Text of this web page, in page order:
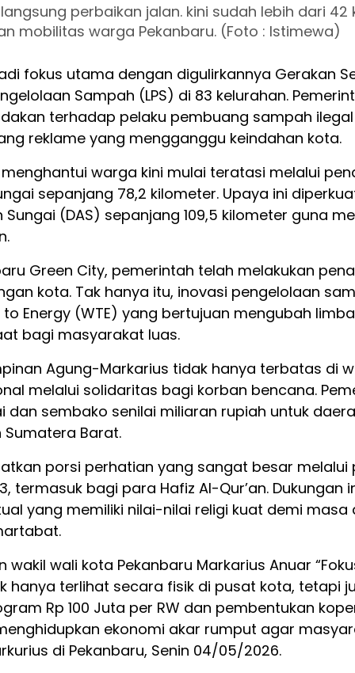
perbaikan jalan. kini sudah lebih dari 42
mobilitas warga Pekanbaru. (Foto : Istimewa)
fokus utama dengan digulirkannya Gerakan
Sampah (LPS) di 83 kelurahan.
terhadap pelaku pembuang sampah
reklame yang mengganggu keindahan kota.
warga kini mulai teratasi melalui
sepanjang 78,2 kilometer. Upaya ini
(DAS) sepanjang 109,5 kilometer guna
Green City, pemerintah telah melakukan
kota. Tak hanya itu, inovasi pengelolaan
Energy (WTE) yang bertujuan mengubah
bagi masyarakat luas.
Agung-Markarius tidak hanya terbatas di
melalui solidaritas bagi korban bencana.
dan sembako senilai miliaran rupiah untuk
Barat.
porsi perhatian yang sangat besar
termasuk bagi para Hafiz Al-Qur’an. Dukungan
yang memiliki nilai-nilai religi kuat demi
wali kota Pekanbaru Markarius Anuar
hanya terlihat secara fisik di pusat kota, tetapi
Rp 100 Juta per RW dan pembentukan
ekonomi akar rumput agar
di Pekanbaru, Senin 04/05/2026.